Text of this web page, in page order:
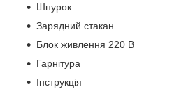
Шнурок
Зарядний стакан
Блок живлення 220 В
Гарнітура
Інструкція